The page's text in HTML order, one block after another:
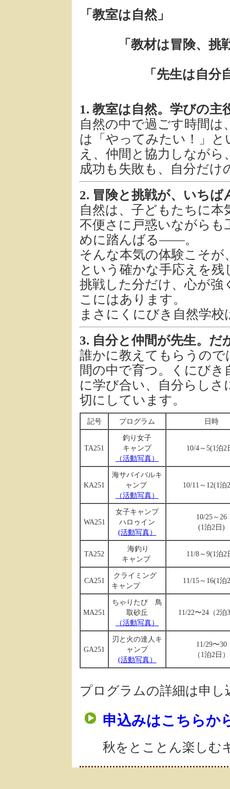
「教室は自然」
「教材は冒険、挑
「先生は自分自
1. 教室は自然。学びの主
自然の中で過ごす時間
は「やってみたい！」と
え、仲間と協力しなが
成功も失敗も、自分だ
2. 冒険と挑戦が、いちば
自然は、子どもたちに
不便さに戸惑いながらも
めに踏んばる——。
そんな本気の体験こそ
という確かな手応えを
挑戦した分だけ、心が強
こにはあります。
まさにくにびき自然学
3. 自分と仲間が先生。
誰かに教えてもらうの
間の中で育つ。くにび
に学び合い、自分らし
切にしています。
記号 プログラム 日時
TA251
釣り女子
キャンプ
（活動写真）
10/4～5(1泊2
KA251
海サバイバルキ
ャンプ
（活動写真）
10/11～12(1泊
WA251
女子キャンプ
ハロゥイン
(活動写真）
10/25～26
(1泊2日)
TA252
海釣り
キャンプ
11/8～9(1泊2
CA251
クライミング
キャンプ
11/15～16(1泊
MA251
ちゃりたび 鳥
取砂丘
（活動写真）
11/22〜24（2泊
GA251
刃と火の達人キ
ャンプ
(活動写真）
11/29〜30
（1泊2日）
プログラムの詳細は申
申込みはこちらか
秋をとことん楽し